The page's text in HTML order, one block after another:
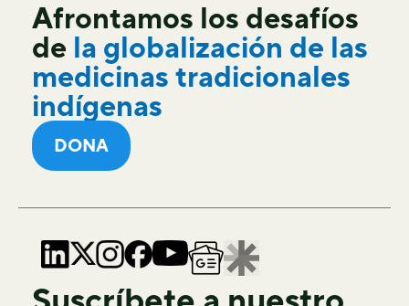
Afrontamos los desafíos
de la globalización de las
medicinas tradicionales
indígenas
DONA